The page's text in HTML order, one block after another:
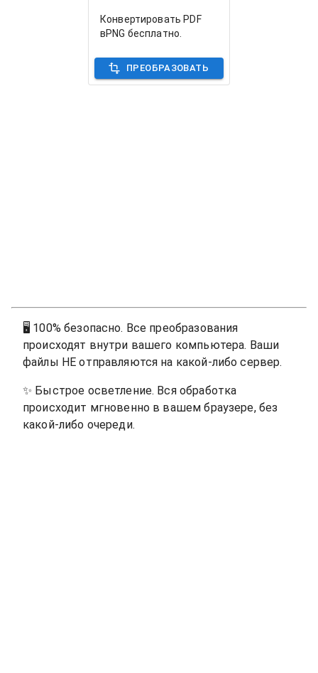
Конвертировать PDF
вPNG бесплатно.
ПРЕОБРАЗОВАТЬ
🖥 100% безопасно. Все преобразования
происходят внутри вашего компьютера. Ваши
файлы НЕ отправляются на какой-либо сервер.
✨ Быстрое осветление. Вся обработка
происходит мгновенно в вашем браузере, без
какой-либо очереди.